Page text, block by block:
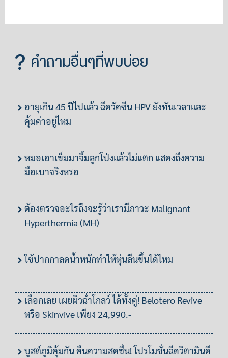
คำถามอื่นๆที่พบบ่อย
อายุเกิน 45 ปีไปแล้ว ฉีดวัคซีน HPV ยังทันเวลาและ
คุ้มค่าอยู่ไหม
หมอเอาเข็มมาจิ้มลูกโป่งแล้วไม่แตก แสดงถึงความ
มือเบาจริงหรอ
ต้องตรวจอะไรถึงจะรู้ว่าเรามีภาวะ Malignant
Hyperthermia (MH)
ใช้ปากกาลดน้ำหนักทำให้หุ่นลีนขึ้นได้ไหม
เลือกเลย เผยผิวฉ่ำโกลว์ ได้ทั้งคู่! Belotero Revive
หรือ Skinvive เพียง 24,990.-
บูสต์ภูมิคุ้มกัน คืนความสดชื่น! โปรโมชั่นฉีดวิตามินดี